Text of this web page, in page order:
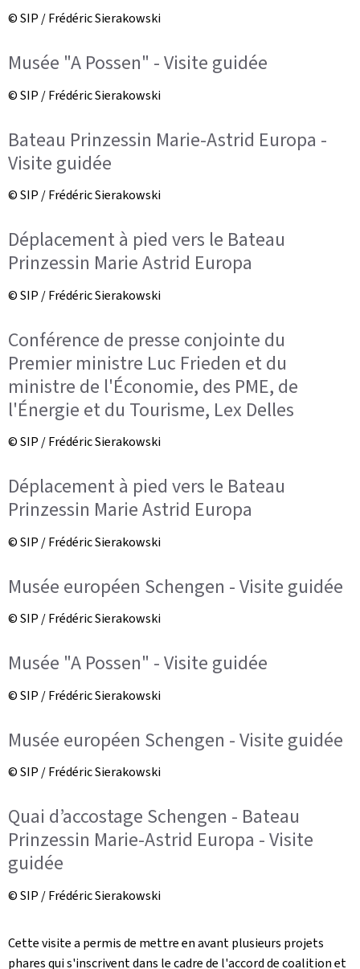
© SIP / Frédéric Sierakowski
Musée "A Possen" - Visite guidée
© SIP / Frédéric Sierakowski
Bateau Prinzessin Marie-Astrid Europa -
Visite guidée
© SIP / Frédéric Sierakowski
Déplacement à pied vers le Bateau
Prinzessin Marie Astrid Europa
© SIP / Frédéric Sierakowski
Conférence de presse conjointe du
Premier ministre Luc Frieden et du
ministre de l'Économie, des PME, de
l'Énergie et du Tourisme, Lex Delles
© SIP / Frédéric Sierakowski
Déplacement à pied vers le Bateau
Prinzessin Marie Astrid Europa
© SIP / Frédéric Sierakowski
Musée européen Schengen - Visite guidée
© SIP / Frédéric Sierakowski
Musée "A Possen" - Visite guidée
© SIP / Frédéric Sierakowski
Musée européen Schengen - Visite guidée
© SIP / Frédéric Sierakowski
Quai d’accostage Schengen - Bateau
Prinzessin Marie-Astrid Europa - Visite
guidée
© SIP / Frédéric Sierakowski
Cette visite a permis de mettre en avant plusieurs projets
phares qui s'inscrivent dans le cadre de l'accord de coalition et